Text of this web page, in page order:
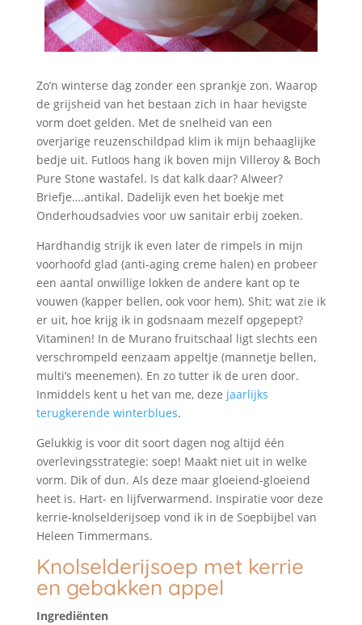
Zo’n winterse dag zonder een sprankje zon. Waarop
de grijsheid van het bestaan zich in haar hevigste
vorm doet gelden. Met de snelheid van een
overjarige reuzenschildpad klim ik mijn behaaglijke
bedje uit. Futloos hang ik boven mijn Villeroy & Boch
Pure Stone wastafel. Is dat kalk daar? Alweer?
Briefje….antikal. Dadelijk even het boekje met
Onderhoudsadvies voor uw sanitair erbij zoeken.
Hardhandig strijk ik even later de rimpels in mijn
voorhoofd glad (anti-aging creme halen) en probeer
een aantal onwillige lokken de andere kant op te
vouwen (kapper bellen, ook voor hem). Shit; wat zie ik
er uit, hoe krijg ik in godsnaam mezelf opgepept?
Vitaminen! In de Murano fruitschaal ligt slechts een
verschrompeld eenzaam appeltje (mannetje bellen,
multi’s meenemen). En zo tutter ik de uren door.
Inmiddels kent u het van me, deze jaarlijks
terugkerende winterblues.
Gelukkig is voor dit soort dagen nog altijd één
overlevingsstrategie: soep! Maakt niet uit in welke
vorm. Dik of dun. Als deze maar gloeiend-gloeiend
heet is. Hart- en lijfverwarmend. Inspiratie voor deze
kerrie-knolselderijsoep vond ik in de Soepbijbel van
Heleen Timmermans.
Knolselderijsoep met kerrie
en gebakken appel
Ingrediënten